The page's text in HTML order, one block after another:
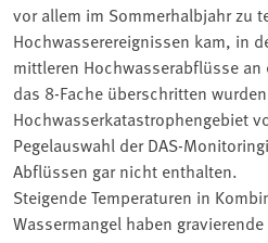
vor allem im Sommerhalbjahr zu
Hochwasserereignissen kam, in
mittleren Hochwasserabflüsse
das 8-Fache überschritten
Hochwasserkatastrophengebiet
Pegelauswahl der DAS-
Abflüssen gar nicht enthalten.
Steigende Temperaturen in
Wassermangel haben